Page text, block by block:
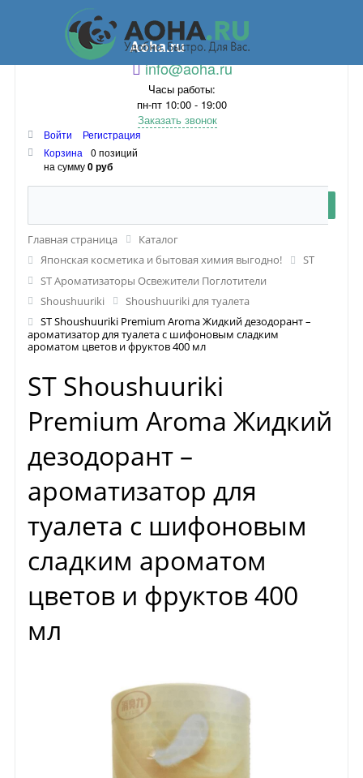
Aoha.ru
info@aoha.ru
Часы работы:
пн-пт 10:00 - 19:00
Заказать звонок
Войти
Регистрация
Корзина
0 позиций
на сумму0 руб
Главная страница
Каталог
Японская косметика и бытовая химия выгодно!
ST
ST Ароматизаторы Освежители Поглотители
Shoushuuriki
Shoushuuriki для туалета
ST Shoushuuriki Premium Aroma Жидкий дезодорант –
ароматизатор для туалета с шифоновым сладким
ароматом цветов и фруктов 400 мл
ST Shoushuuriki
Premium Aroma Жидкий
дезодорант –
ароматизатор для
туалета с шифоновым
сладким ароматом
цветов и фруктов 400
мл